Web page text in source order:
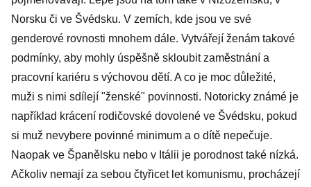
Norsku či ve Švédsku. V zemích, kde jsou ve své
genderové rovnosti mnohem dále. Vytvářejí ženám takové
podmínky, aby mohly úspěšně skloubit zaměstnání a
pracovní kariéru s výchovou dětí. A co je moc důležité,
muži s nimi sdílejí "ženské" povinnosti. Notoricky známé je
například krácení rodičovské dovolené ve Švédsku, pokud
si muž nevybere povinné minimum a o dítě nepečuje.
Naopak ve Španělsku nebo v Itálii je porodnost také nízká.
Ačkoliv nemají za sebou čtyřicet let komunismu, procházejí